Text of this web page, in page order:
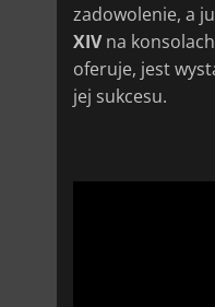
zadowolenie, a
XIVna
oferuje, jest
jej sukcesu.